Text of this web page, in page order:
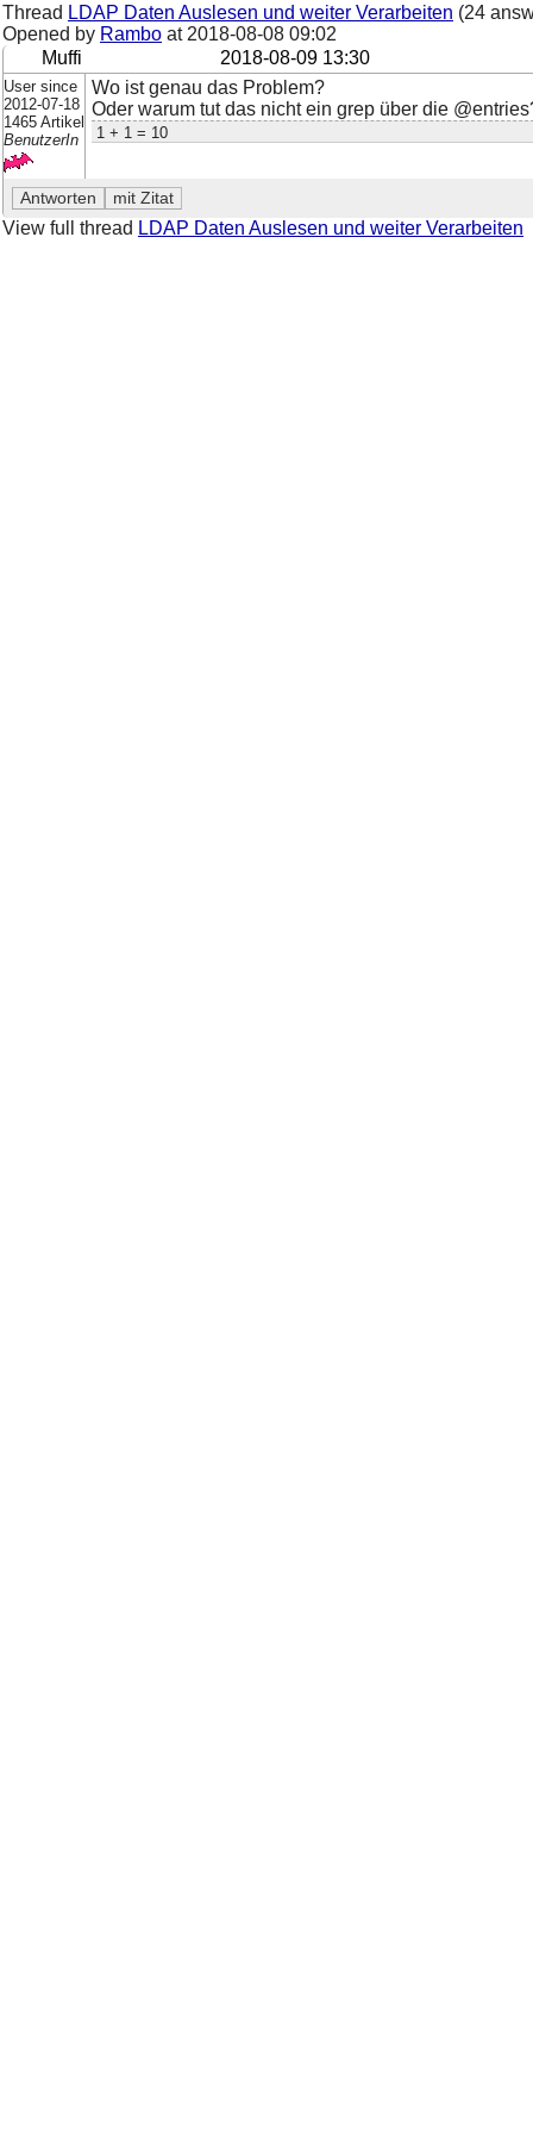
Thread LDAP Daten Auslesen und weiter Verarbeiten (24
Opened by Rambo at 2018-08-08 09:02
Muffi
2018-08-09 13:30
User since
2012-07-18
1465 Artikel
BenutzerIn
Wo ist genau das Problem?
Oder warum tut das nicht ein grep über die
1 + 1 = 10
View full thread LDAP Daten Auslesen und weiter Verarbeiten